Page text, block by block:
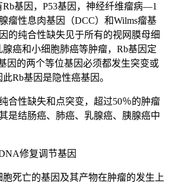
基因，P53基因，神经纤维瘤病—1
瘤性息肉基因（DCC）和Wilms瘤基
的纯合性缺失见于所有的视网膜母细
癌和小细胞肺癌等肿瘤，Rb基因定
因的两个等位基因必须都发生突变或
Rb基因是隐性癌基因。
合性缺失和点突变，超过50％的肿瘤
是结肠癌、肺癌、乳腺癌、胰腺癌中
修复调节基因
死亡的基因及其产物在肿瘤的发生上